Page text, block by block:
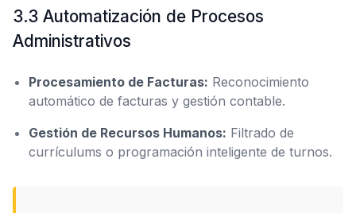
3.3 Automatización de Procesos
Administrativos
Procesamiento de Facturas: Reconocimiento
automático de facturas y gestión contable.
Gestión de Recursos Humanos: Filtrado de
currículums o programación inteligente de turnos.